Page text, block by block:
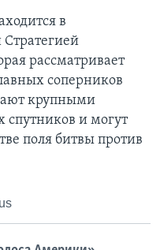
в
Стратегией
рассматривает
соперников
крупными
спутников и могут
поля битвы против